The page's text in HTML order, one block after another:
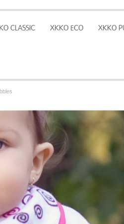
CLASSIC XKKO ECO XKKO